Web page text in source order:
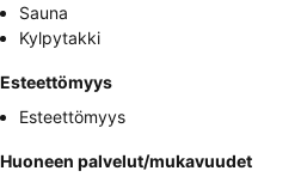
Sauna
Kylpytakki
Esteettömyys
Esteettömyys
Huoneen palvelut/mukavuudet